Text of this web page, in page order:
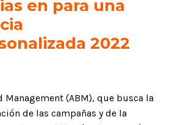
en para una
2022
Management (ABM), que busca la
de las campañas y de la